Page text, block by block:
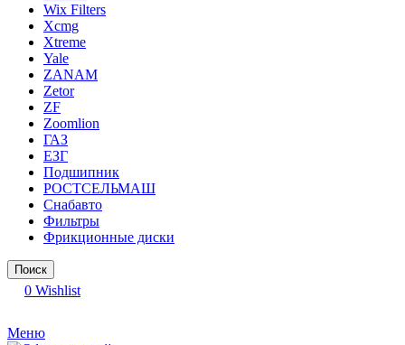
Wix Filters
Xcmg
Xtreme
Yale
ZANAM
Zetor
ZF
Zoomlion
ГАЗ
ЕЗГ
Подшипник
РОСТСЕЛЬМАШ
Снабавто
Фильтры
Фрикционные диски
Поиск
0 Wishlist
Меню